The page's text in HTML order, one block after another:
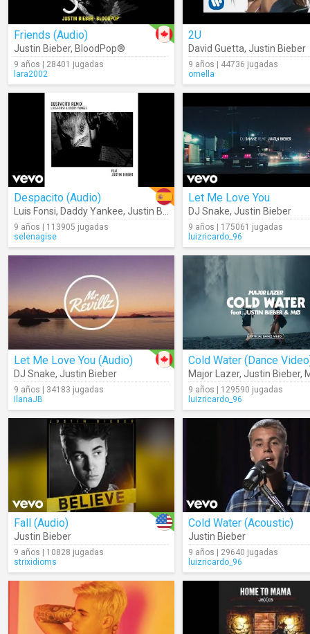
Friends (Audio)
Justin Bieber, BloodPop®
9 años | 28401 jugadas
lara2002
2U
David Guetta, Justin Bieber
9 años | 44736 jugadas
ornella
Despacito (Audio)
Luis Fonsi, Daddy Yankee, Justin Bieber
9 años | 113905 jugadas
selenagise
Let Me Love You
DJ Snake, Justin Bieber
9 años | 175061 jugadas
luizricardo_96
Let Me Love You (Audio)
DJ Snake, Justin Bieber
9 años | 34183 jugadas
IlanaJB
Cold Water (Dance
Major Lazer, Justin Bieber,
9 años | 129590 jugadas
luizricardo_96
Fall (Audio)
Justin Bieber
9 años | 10828 jugadas
strixidioms
Cold Water (Acoustic)
Justin Bieber
9 años | 29640 jugadas
luizricardo_96